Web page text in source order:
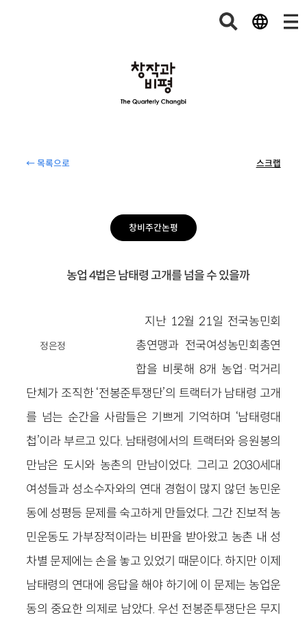
← 목록으로 스크랩
창비주간논평
농업 4법은 남태령 고개를 넘을 수 있을까
정은정
지난 12월 21일 전국농민회
총연맹과 전국여성농민회총연
합을 비롯해 8개 농업·먹거리
단체가 조직한 ‘전봉준투쟁단’의 트랙터가 남태령 고개
를 넘는 순간을 사람들은 기쁘게 기억하며 ‘남태령대
첩’이라 부르고 있다. 남태령에서의 트랙터와 응원봉의
만남은 도시와 농촌의 만남이었다. 그리고 2030세대
여성들과 성소수자와의 연대 경험이 많지 않던 농민운
동에 성평등 문제를 숙고하게 만들었다. 그간 진보적 농
민운동도 가부장적이라는 비판을 받아왔고 농촌 내 성
차별 문제에는 손을 놓고 있었기 때문이다. 하지만 이제
남태령의 연대에 응답을 해야 하기에 이 문제는 농업운
동의 중요한 의제로 남았다. 우선 전봉준투쟁단은 무지